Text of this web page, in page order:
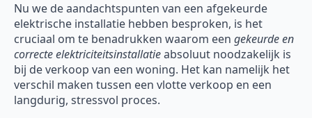
Nu we de aandachtspunten van een afgekeurde
elektrische installatie hebben besproken, is het
cruciaal om te benadrukken waarom een gekeurde en
correcte elektriciteitsinstallatieabsoluut noodzakelijk is
bij de verkoop van een woning. Het kan namelijk het
verschil maken tussen een vlotte verkoop en een
langdurig, stressvol proces.